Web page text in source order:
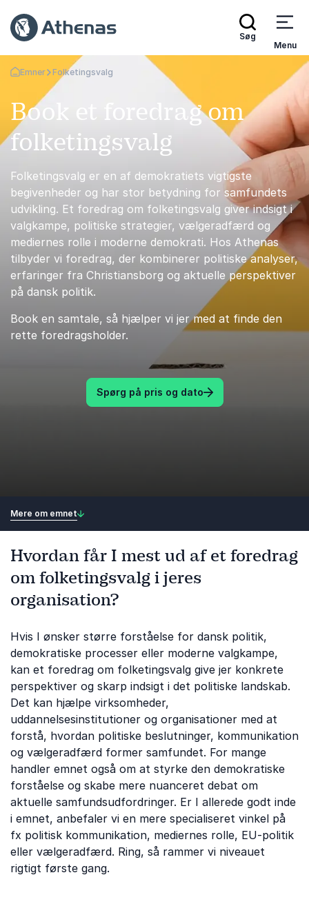
Søg
Menu
Tilbage til forsiden
Emner Folketingsvalg
Book et foredrag om
folketingsvalg
Folketingsvalg er en af demokratiets vigtigste
begivenheder og har stor betydning for samfundets
udvikling. Et foredrag om folketingsvalg giver indsigt i
valgkampe, politiske strategier, vælgeradfærd og
mediernes rolle i moderne demokrati. Hos Athenas
tilbyder vi foredrag, der kombinerer politiske analyser,
erfaringer fra Christiansborg og aktuelle perspektiver
på dansk politik.
Book en samtale, så hjælper vi jer med at finde den
rette foredragsholder.
Spørg på pris og dato
Mere om emnet
Hvordan får I mest ud af et foredrag
om folketingsvalg i jeres
organisation?
Hvis I ønsker større forståelse for dansk politik,
demokratiske processer eller moderne valgkampe,
kan et foredrag om folketingsvalg give jer konkrete
perspektiver og skarp indsigt i det politiske landskab.
Det kan hjælpe virksomheder,
uddannelsesinstitutioner og organisationer med at
forstå, hvordan politiske beslutninger, kommunikation
og vælgeradfærd former samfundet. For mange
handler emnet også om at styrke den demokratiske
forståelse og skabe mere nuanceret debat om
aktuelle samfundsudfordringer. Er I allerede godt inde
i emnet, anbefaler vi en mere specialiseret vinkel på
fx politisk kommunikation, mediernes rolle, EU-politik
eller vælgeradfærd. Ring, så rammer vi niveauet
rigtigt første gang.